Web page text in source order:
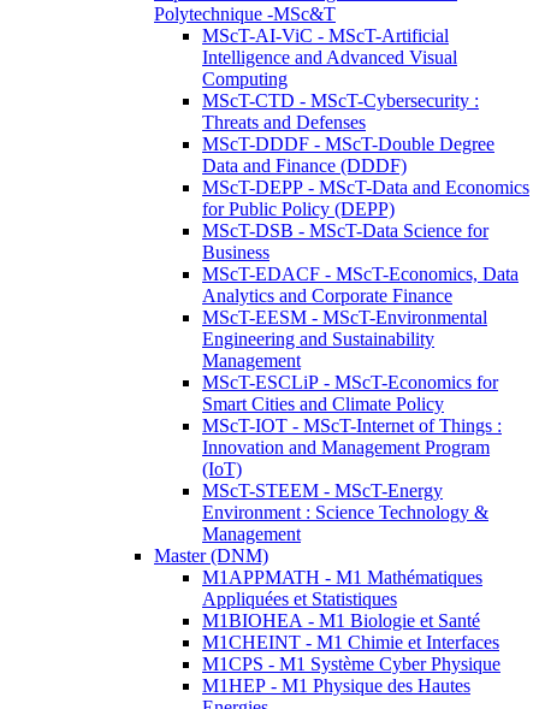
Polytechnique -MSc&T
MScT-AI-ViC - MScT-Artificial
Intelligence and Advanced Visual
Computing
MScT-CTD - MScT-Cybersecurity :
Threats and Defenses
MScT-DDDF - MScT-Double Degree
Data and Finance (DDDF)
MScT-DEPP - MScT-Data and Economics
for Public Policy (DEPP)
MScT-DSB - MScT-Data Science for
Business
MScT-EDACF - MScT-Economics, Data
Analytics and Corporate Finance
MScT-EESM - MScT-Environmental
Engineering and Sustainability
Management
MScT-ESCLiP - MScT-Economics for
Smart Cities and Climate Policy
MScT-IOT - MScT-Internet of Things :
Innovation and Management Program
(IoT)
MScT-STEEM - MScT-Energy
Environment : Science Technology &
Management
Master (DNM)
M1APPMATH - M1 Mathématiques
Appliquées et Statistiques
M1BIOHEA - M1 Biologie et Santé
M1CHEINT - M1 Chimie et Interfaces
M1CPS - M1 Système Cyber Physique
M1HEP - M1 Physique des Hautes